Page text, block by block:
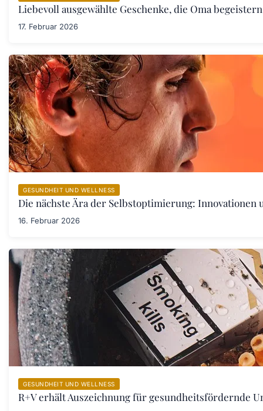
Liebevoll ausgewählte Geschenke, die Oma
17. Februar 2026
GESUNDHEIT UND WELLNESS
Die nächste Ära der Selbstoptimierung:
16. Februar 2026
GESUNDHEIT UND WELLNESS
R+V erhält Auszeichnung für gesundheitsfördernde